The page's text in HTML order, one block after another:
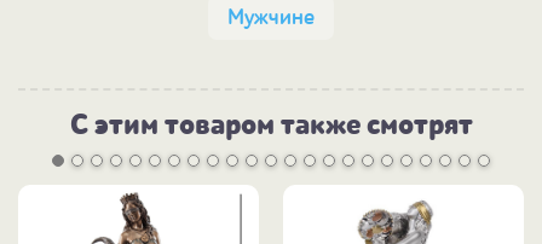
Мужчине
С этим товаром также смотрят